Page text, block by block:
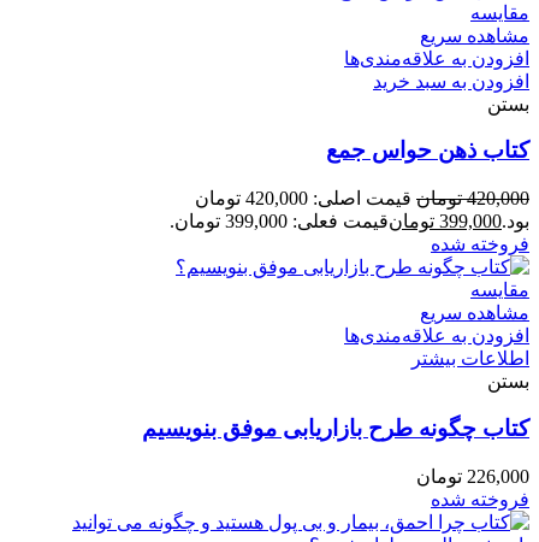
مقایسه
مشاهده سریع
افزودن به علاقه‌مندی‌ها
افزودن به سبد خرید
بستن
کتاب ذهن حواس جمع
420,000 تومان
قیمت اصلی: 420,000 تومان
بود.399,000 تومانقیمت فعلی: 399,000 تومان.
فروخته شده
مقایسه
مشاهده سریع
افزودن به علاقه‌مندی‌ها
اطلاعات بیشتر
بستن
کتاب چگونه طرح بازاریابی موفق بنویسیم
226,000 تومان
فروخته شده